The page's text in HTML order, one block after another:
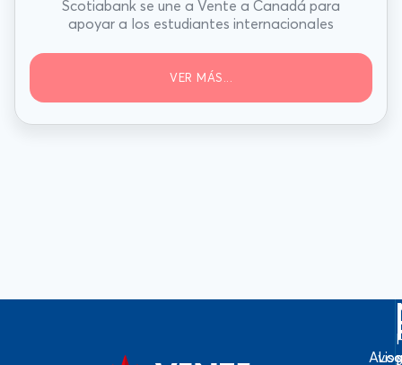
Scotiabank se une a Vente a Canadá para
apoyar a los estudiantes internacionales
VER MÁS...